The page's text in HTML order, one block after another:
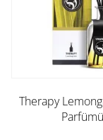
Therapy
Parfümü